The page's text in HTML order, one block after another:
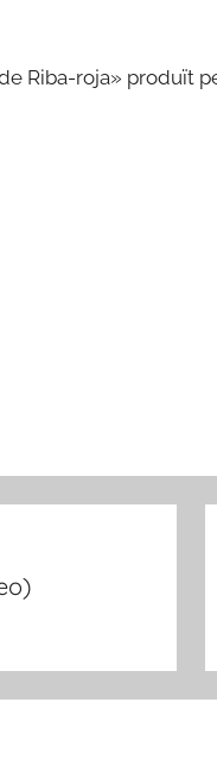
Riba-roja» produït